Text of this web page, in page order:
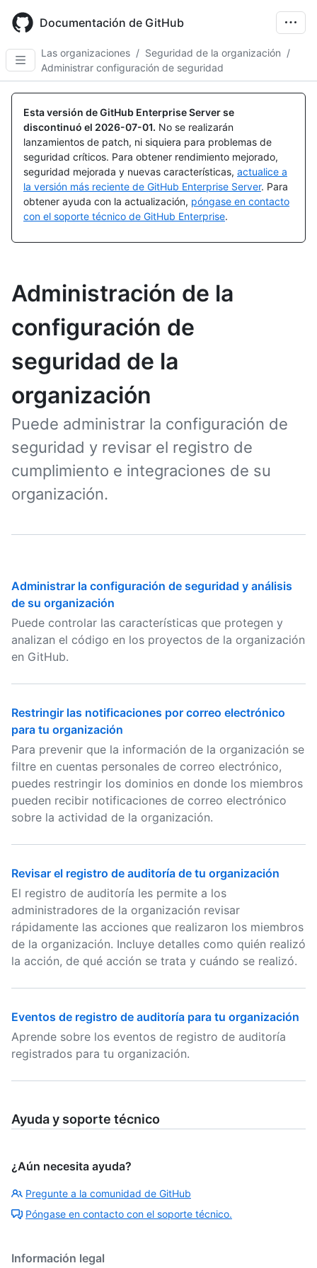
main
content
Documentación de GitHub
Las organizaciones / Seguridad de la organización /
Administrar configuración de seguridad
Esta versión de GitHub Enterprise Server se
discontinuó el 2026-07-01. No se realizarán
lanzamientos de patch, ni siquiera para problemas de
seguridad críticos. Para obtener rendimiento mejorado,
seguridad mejorada y nuevas características, actualice a
la versión más reciente de GitHub Enterprise Server. Para
obtener ayuda con la actualización, póngase en contacto
con el soporte técnico de GitHub Enterprise.
Administración de la
configuración de
seguridad de la
organización
Puede administrar la configuración de
seguridad y revisar el registro de
cumplimiento e integraciones de su
organización.
Administrar la configuración de seguridad y análisis
de su organización
Puede controlar las características que protegen y
analizan el código en los proyectos de la organización
en GitHub.
Restringir las notificaciones por correo electrónico
para tu organización
Para prevenir que la información de la organización se
filtre en cuentas personales de correo electrónico,
puedes restringir los dominios en donde los miembros
pueden recibir notificaciones de correo electrónico
sobre la actividad de la organización.
Revisar el registro de auditoría de tu organización
El registro de auditoría les permite a los
administradores de la organización revisar
rápidamente las acciones que realizaron los miembros
de la organización. Incluye detalles como quién realizó
la acción, de qué acción se trata y cuándo se realizó.
Eventos de registro de auditoría para tu organización
Aprende sobre los eventos de registro de auditoría
registrados para tu organización.
Ayuda y soporte técnico
¿Aún necesita ayuda?
Pregunte a la comunidad de GitHub
Póngase en contacto con el soporte técnico.
Información legal